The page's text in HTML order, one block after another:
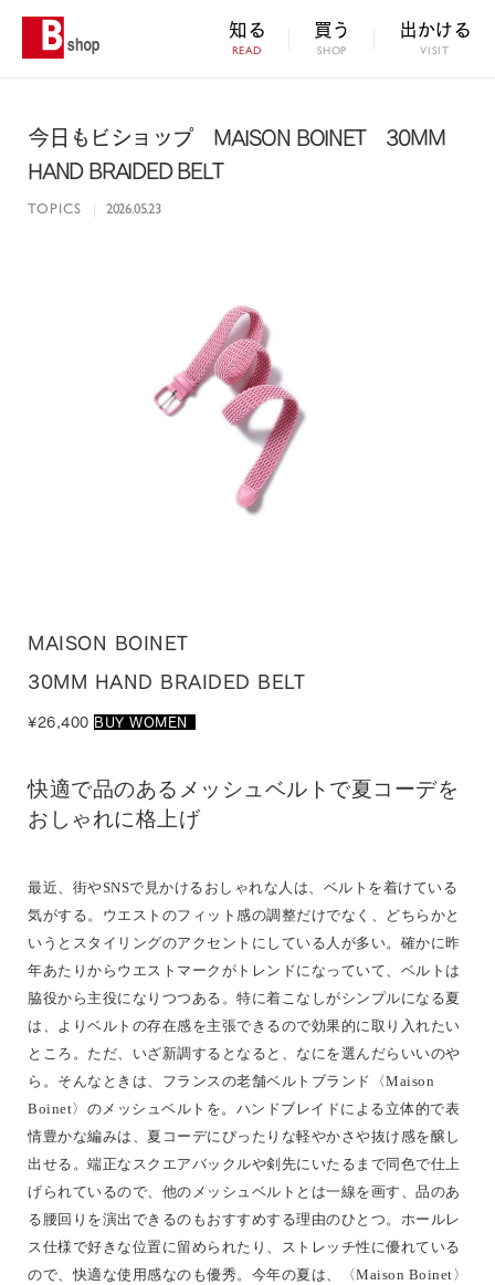
知る
READ
買う
SHOP
出かける
VISIT
今日もビショップ MAISON BOINET 30MM
HAND BRAIDED BELT
TOPICS | 2026.05.23
MAISON BOINET
30MM HAND BRAIDED BELT
¥26,400 BUY WOMEN
快適で品のあるメッシュベルトで夏コーデを
おしゃれに格上げ
最近、街やSNSで見かけるおしゃれな人は、ベルトを着けている
気がする。ウエストのフィット感の調整だけでなく、どちらかと
いうとスタイリングのアクセントにしている人が多い。確かに昨
年あたりからウエストマークがトレンドになっていて、ベルトは
脇役から主役になりつつある。特に着こなしがシンプルになる夏
は、よりベルトの存在感を主張できるので効果的に取り入れたい
ところ。ただ、いざ新調するとなると、なにを選んだらいいのや
ら。そんなときは、フランスの老舗ベルトブランド〈Maison
Boinet〉のメッシュベルトを。ハンドブレイドによる立体的で表
情豊かな編みは、夏コーデにぴったりな軽やかさや抜け感を醸し
出せる。端正なスクエアバックルや剣先にいたるまで同色で仕上
げられているので、他のメッシュベルトとは一線を画す、品のあ
る腰回りを演出できるのもおすすめする理由のひとつ。ホールレ
ス仕様で好きな位置に留められたり、ストレッチ性に優れている
ので、快適な使用感なのも優秀。今年の夏は、〈Maison Boinet〉